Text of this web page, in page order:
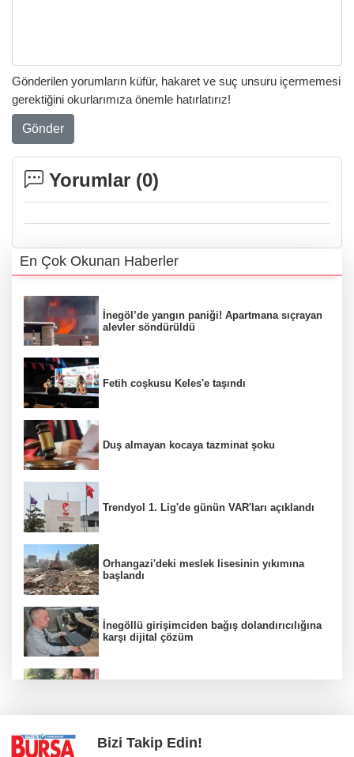
Gönderilen yorumların küfür, hakaret ve suç unsuru içermemesi
gerektiğini okurlarımıza önemle hatırlatırız!
Gönder
Yorumlar (0)
En Çok Okunan Haberler
İnegöl’de yangın paniği! Apartmana sıçrayan
alevler söndürüldü
Fetih coşkusu Keles'e taşındı
Duş almayan kocaya tazminat şoku
Trendyol 1. Lig'de günün VAR'ları açıklandı
Orhangazi'deki meslek lisesinin yıkımına
başlandı
İnegöllü girişimciden bağış dolandırıcılığına
karşı dijital çözüm
Bizi Takip Edin!